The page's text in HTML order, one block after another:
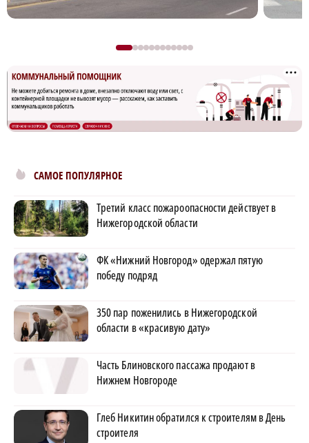
САМОЕ ПОПУЛЯРНОЕ
Третий класс пожароопасности действует в
Нижегородской области
ФК «Нижний Новгород» одержал пятую
победу подряд
350 пар поженились в Нижегородской
области в «красивую дату»
Часть Блиновского пассажа продают в
Нижнем Новгороде
Глеб Никитин обратился к строителям в День
строителя